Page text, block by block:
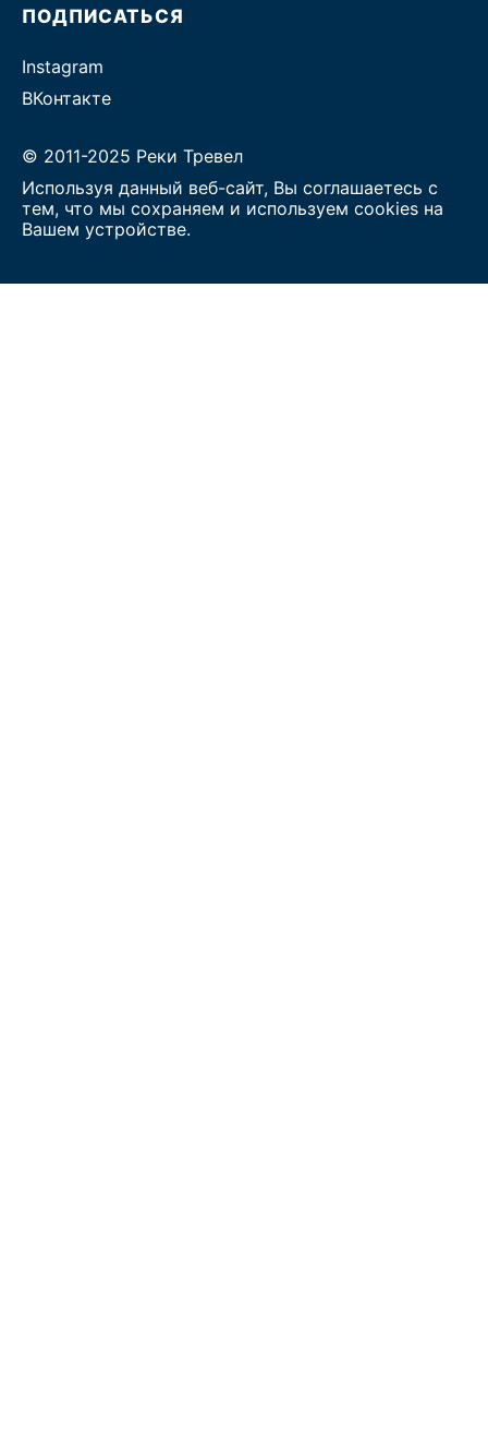
ПОДПИСАТЬСЯ
Instagram
ВКонтакте
© 2011-2025 Реки Тревел
Используя данный веб-сайт, Вы соглашаетесь с
тем, что мы сохраняем и используем cookies на
Вашем устройстве.